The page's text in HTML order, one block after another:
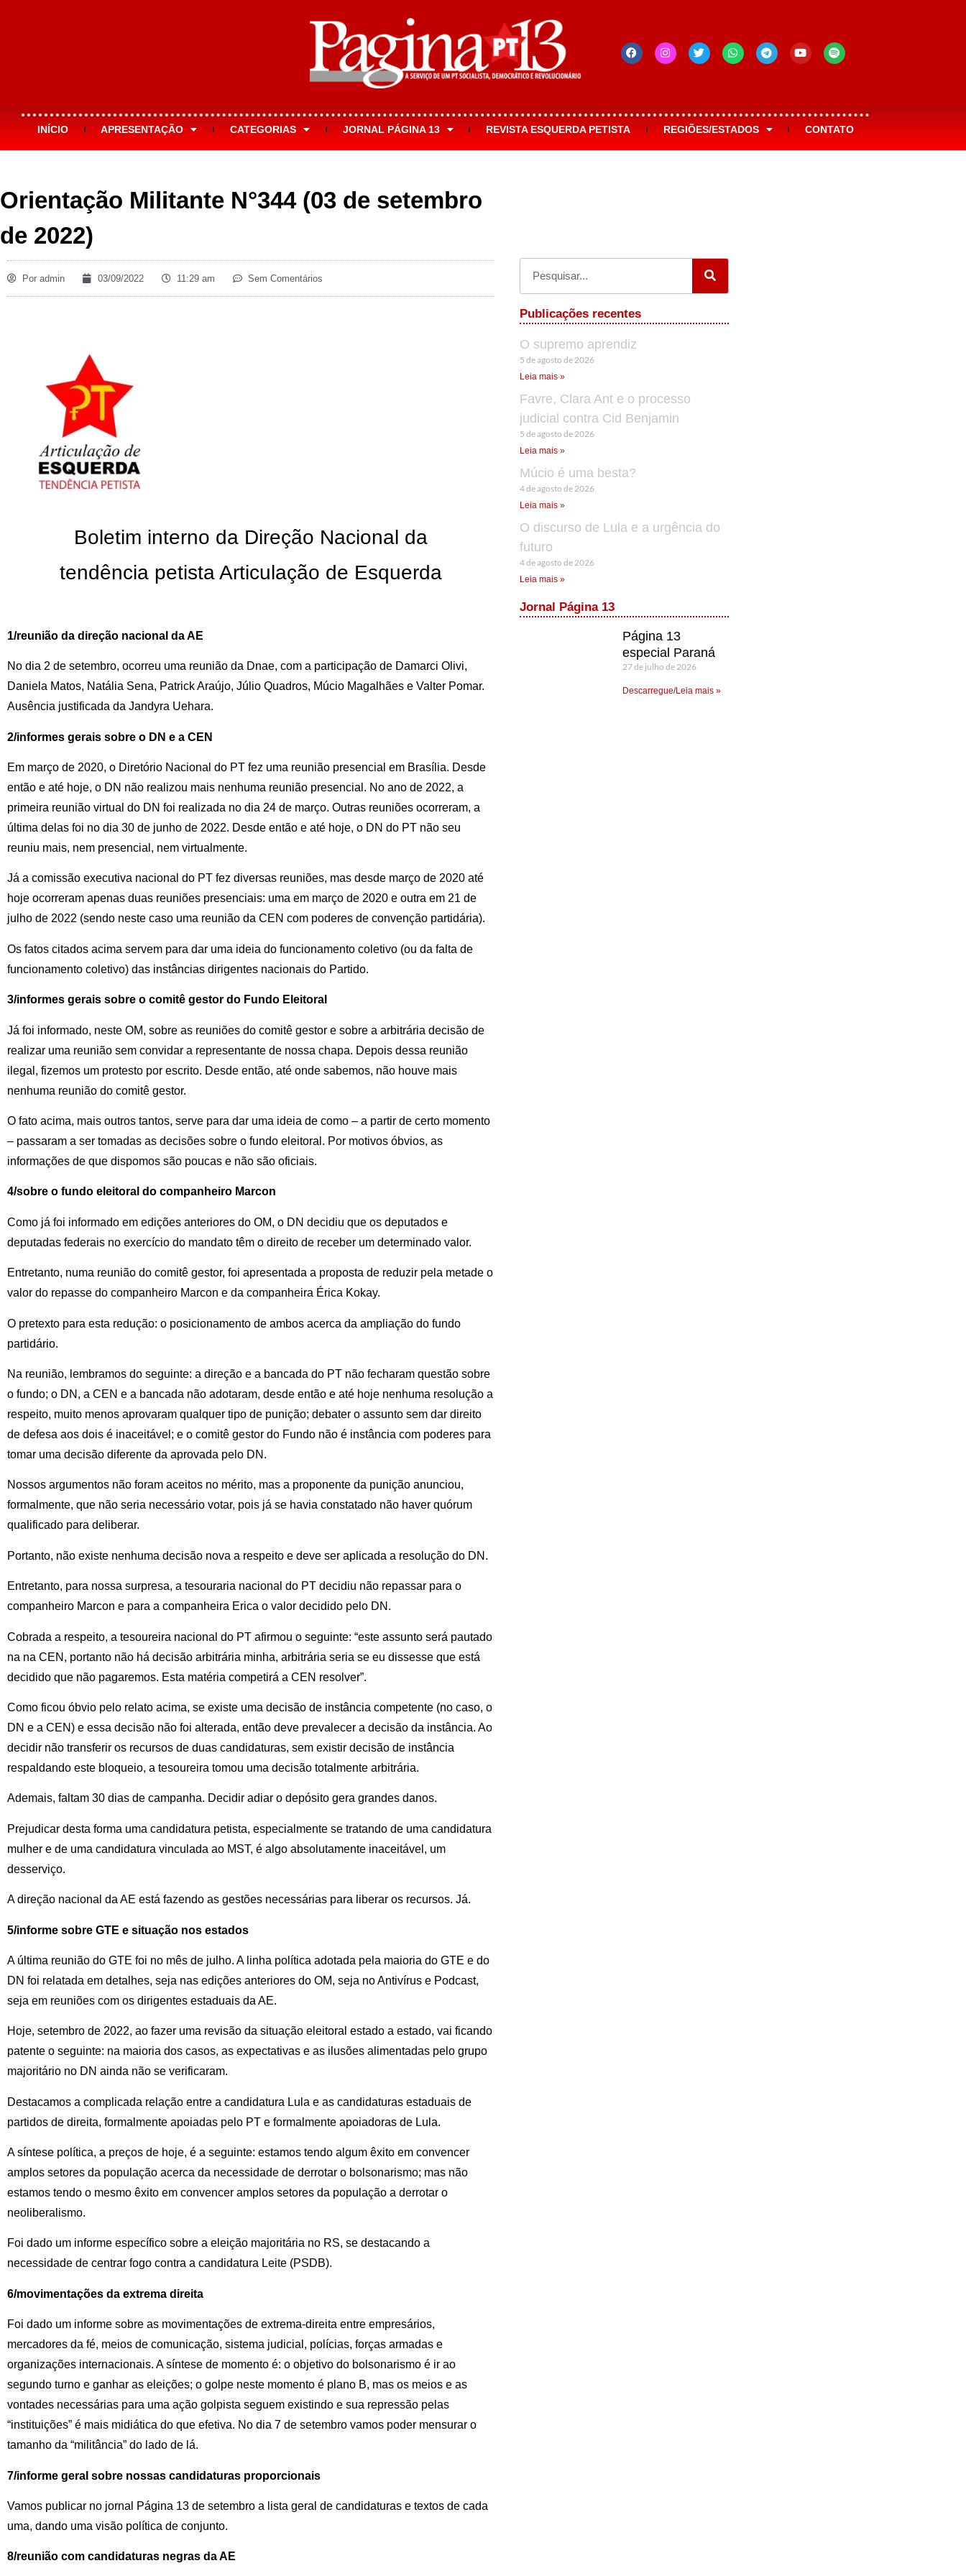
INÍCIO APRESENTAÇÃO CATEGORIAS JORNAL PÁGINA 13 REVISTA ESQUERDA PETISTA REGIÕES/ESTADOS CONTATO
Orientação Militante N°344 (03 de setembro
de 2022)
Por admin 03/09/2022 11:29 am Sem Comentários
Boletim interno da Direção Nacional da
tendência petista Articulação de Esquerda
1/reunião da direção nacional da AE
No dia 2 de setembro, ocorreu uma reunião da Dnae, com a participação de Damarci Olivi,
Daniela Matos, Natália Sena, Patrick Araújo, Júlio Quadros, Múcio Magalhães e Valter Pomar.
Ausência justificada da Jandyra Uehara.
2/informes gerais sobre o DN e a CEN
Em março de 2020, o Diretório Nacional do PT fez uma reunião presencial em Brasília. Desde
então e até hoje, o DN não realizou mais nenhuma reunião presencial. No ano de 2022, a
primeira reunião virtual do DN foi realizada no dia 24 de março. Outras reuniões ocorreram, a
última delas foi no dia 30 de junho de 2022. Desde então e até hoje, o DN do PT não seu
reuniu mais, nem presencial, nem virtualmente.
Já a comissão executiva nacional do PT fez diversas reuniões, mas desde março de 2020 até
hoje ocorreram apenas duas reuniões presenciais: uma em março de 2020 e outra em 21 de
julho de 2022 (sendo neste caso uma reunião da CEN com poderes de convenção partidária).
Os fatos citados acima servem para dar uma ideia do funcionamento coletivo (ou da falta de
funcionamento coletivo) das instâncias dirigentes nacionais do Partido.
3/informes gerais sobre o comitê gestor do Fundo Eleitoral
Já foi informado, neste OM, sobre as reuniões do comitê gestor e sobre a arbitrária decisão de
realizar uma reunião sem convidar a representante de nossa chapa. Depois dessa reunião
ilegal, fizemos um protesto por escrito. Desde então, até onde sabemos, não houve mais
nenhuma reunião do comitê gestor.
O fato acima, mais outros tantos, serve para dar uma ideia de como – a partir de certo momento
– passaram a ser tomadas as decisões sobre o fundo eleitoral. Por motivos óbvios, as
informações de que dispomos são poucas e não são oficiais.
4/sobre o fundo eleitoral do companheiro Marcon
Como já foi informado em edições anteriores do OM, o DN decidiu que os deputados e
deputadas federais no exercício do mandato têm o direito de receber um determinado valor.
Entretanto, numa reunião do comitê gestor, foi apresentada a proposta de reduzir pela metade o
valor do repasse do companheiro Marcon e da companheira Érica Kokay.
O pretexto para esta redução: o posicionamento de ambos acerca da ampliação do fundo
partidário.
Na reunião, lembramos do seguinte: a direção e a bancada do PT não fecharam questão sobre
o fundo; o DN, a CEN e a bancada não adotaram, desde então e até hoje nenhuma resolução a
respeito, muito menos aprovaram qualquer tipo de punição; debater o assunto sem dar direito
de defesa aos dois é inaceitável; e o comitê gestor do Fundo não é instância com poderes para
tomar uma decisão diferente da aprovada pelo DN.
Nossos argumentos não foram aceitos no mérito, mas a proponente da punição anunciou,
formalmente, que não seria necessário votar, pois já se havia constatado não haver quórum
qualificado para deliberar.
Portanto, não existe nenhuma decisão nova a respeito e deve ser aplicada a resolução do DN.
Entretanto, para nossa surpresa, a tesouraria nacional do PT decidiu não repassar para o
companheiro Marcon e para a companheira Erica o valor decidido pelo DN.
Cobrada a respeito, a tesoureira nacional do PT afirmou o seguinte: “este assunto será pautado
na na CEN, portanto não há decisão arbitrária minha, arbitrária seria se eu dissesse que está
decidido que não pagaremos. Esta matéria competirá a CEN resolver”.
Como ficou óbvio pelo relato acima, se existe uma decisão de instância competente (no caso, o
DN e a CEN) e essa decisão não foi alterada, então deve prevalecer a decisão da instância. Ao
decidir não transferir os recursos de duas candidaturas, sem existir decisão de instância
respaldando este bloqueio, a tesoureira tomou uma decisão totalmente arbitrária.
Ademais, faltam 30 dias de campanha. Decidir adiar o depósito gera grandes danos.
Prejudicar desta forma uma candidatura petista, especialmente se tratando de uma candidatura
mulher e de uma candidatura vinculada ao MST, é algo absolutamente inaceitável, um
desserviço.
A direção nacional da AE está fazendo as gestões necessárias para liberar os recursos. Já.
5/informe sobre GTE e situação nos estados
A última reunião do GTE foi no mês de julho. A linha política adotada pela maioria do GTE e do
DN foi relatada em detalhes, seja nas edições anteriores do OM, seja no Antivírus e Podcast,
seja em reuniões com os dirigentes estaduais da AE.
Hoje, setembro de 2022, ao fazer uma revisão da situação eleitoral estado a estado, vai ficando
patente o seguinte: na maioria dos casos, as expectativas e as ilusões alimentadas pelo grupo
majoritário no DN ainda não se verificaram.
Destacamos a complicada relação entre a candidatura Lula e as candidaturas estaduais de
partidos de direita, formalmente apoiadas pelo PT e formalmente apoiadoras de Lula.
A síntese política, a preços de hoje, é a seguinte: estamos tendo algum êxito em convencer
amplos setores da população acerca da necessidade de derrotar o bolsonarismo; mas não
estamos tendo o mesmo êxito em convencer amplos setores da população a derrotar o
neoliberalismo.
Foi dado um informe específico sobre a eleição majoritária no RS, se destacando a
necessidade de centrar fogo contra a candidatura Leite (PSDB).
6/movimentações da extrema direita
Foi dado um informe sobre as movimentações de extrema-direita entre empresários,
mercadores da fé, meios de comunicação, sistema judicial, polícias, forças armadas e
organizações internacionais. A síntese de momento é: o objetivo do bolsonarismo é ir ao
segundo turno e ganhar as eleições; o golpe neste momento é plano B, mas os meios e as
vontades necessárias para uma ação golpista seguem existindo e sua repressão pelas
“instituições” é mais midiática do que efetiva. No dia 7 de setembro vamos poder mensurar o
tamanho da “militância” do lado de lá.
7/informe geral sobre nossas candidaturas proporcionais
Vamos publicar no jornal Página 13 de setembro a lista geral de candidaturas e textos de cada
uma, dando uma visão política de conjunto.
8/reunião com candidaturas negras da AE
Publicações recentes
O supremo aprendiz
5 de agosto de 2026
Leia mais »
Favre, Clara Ant e o processo
judicial contra Cid Benjamin
5 de agosto de 2026
Leia mais »
Múcio é uma besta?
4 de agosto de 2026
Leia mais »
O discurso de Lula e a urgência do
futuro
4 de agosto de 2026
Leia mais »
Jornal Página 13
Página 13
especial Paraná
27 de julho de 2026
Descarregue/Leia mais »